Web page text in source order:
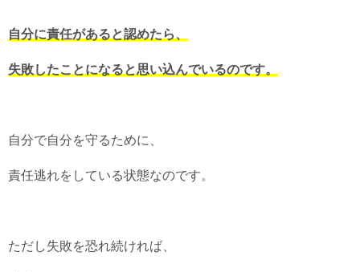
自分に責任があると認めたら、
失敗したことになると思い込んでいるのです。
自分で自分を守るために、
責任逃れをしている状態なのです。
ただし失敗を恐れ続ければ、